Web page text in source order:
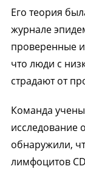
Его теория
журнале
проверенные
что люди с
страдают от
Команда
исследование
обнаружили,
лимфоцитов